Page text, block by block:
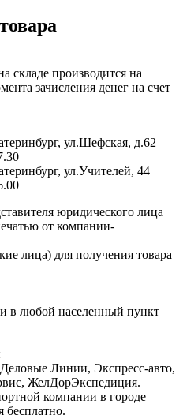
складе производится на
зачисления денег на счет
ул.Шефская, д.62
ул.Учителей, 44
юридического лица
от компании-
лица) для получения товара
в любой населенный пункт
Линии, Экспресс-авто,
ЖелДорЭкспедиция.
компании в городе
бесплатно.